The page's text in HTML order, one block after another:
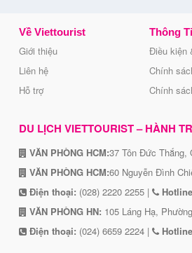
Về Viettourist
Giới thiệu
Liên hệ
Hỗ trợ
Thông
Điều kiện
Chính
Chính
DU LỊCH VIETTOURIST – HÀNH
VĂN PHÒNG HCM:37 Tôn Đức Thắng,
VĂN PHÒNG HCM:60 Nguyễn Đình
Điện thoại: (028) 2220 2255 |
VĂN PHÒNG HN: 105 Láng Hạ,
Điện thoại: (024) 6659 2224 |